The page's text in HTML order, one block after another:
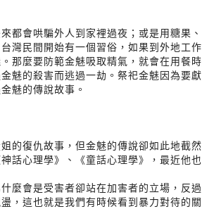
都會哄騙外人到家裡過夜；或是用糖
灣民間開始有一個習俗，如果到外地
那麼要防範金魅吸取精氣，就會在用
魅的殺害而逃過一劫。祭祀金魅因為
魅的傳說故事。
的復仇故事，但金魅的傳說卻如此地
話心理學》、《童話心理學》，最近他
麼會是受害者卻站在加害者的立場，
，這也就是我們有時候看到暴力對待的